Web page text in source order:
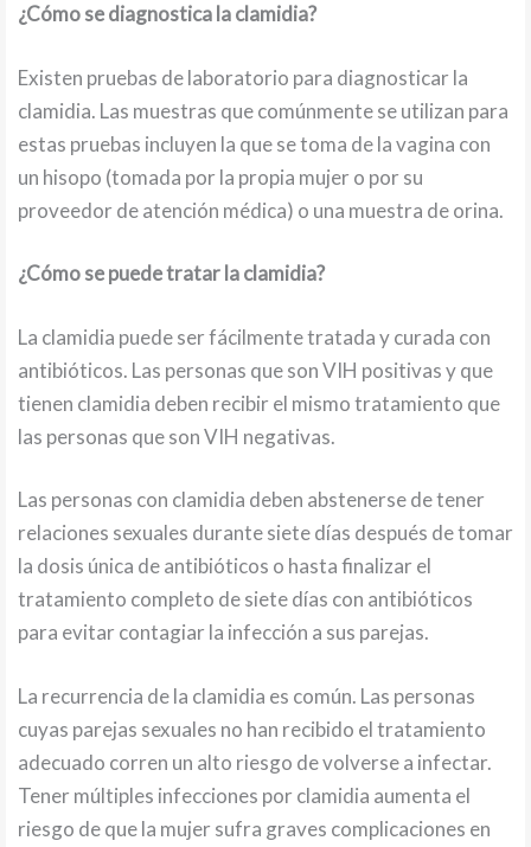
¿Cómo se diagnostica la clamidia?
Existen pruebas de laboratorio para diagnosticar la
clamidia. Las muestras que comúnmente se utilizan para
estas pruebas incluyen la que se toma de la vagina con
un hisopo (tomada por la propia mujer o por su
proveedor de atención médica) o una muestra de orina.
¿Cómo se puede tratar la clamidia?
La clamidia puede ser fácilmente tratada y curada con
antibióticos. Las personas que son VIH positivas y que
tienen clamidia deben recibir el mismo tratamiento que
las personas que son VIH negativas.
Las personas con clamidia deben abstenerse de tener
relaciones sexuales durante siete días después de tomar
la dosis única de antibióticos o hasta finalizar el
tratamiento completo de siete días con antibióticos
para evitar contagiar la infección a sus parejas.
La recurrencia de la clamidia es común. Las personas
cuyas parejas sexuales no han recibido el tratamiento
adecuado corren un alto riesgo de volverse a infectar.
Tener múltiples infecciones por clamidia aumenta el
riesgo de que la mujer sufra graves complicaciones en